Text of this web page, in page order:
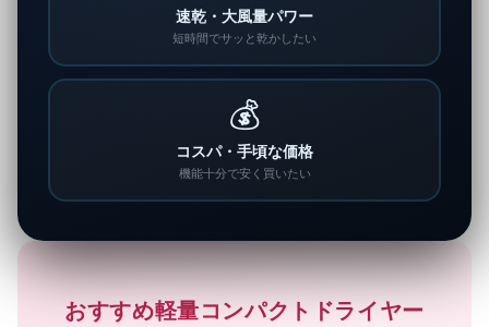
速乾・大風量パワー
短時間でサッと乾かしたい
💰
コスパ・手頃な価格
機能十分で安く買いたい
おすすめ軽量コンパクトドライヤー